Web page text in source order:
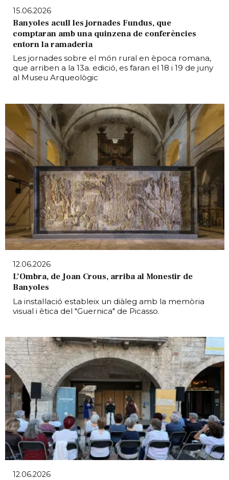
15.06.2026
Banyoles acull les jornades Fundus, que
comptaran amb una quinzena de conferències
entorn la ramaderia
Les jornades sobre el món rural en època romana,
que arriben a la 13a. edició, es faran el 18 i 19 de juny
al Museu Arqueològic
12.06.2026
L’Ombra, de Joan Crous, arriba al Monestir de
Banyoles
La instal·lació estableix un diàleg amb la memòria
visual i ètica del "Guernica" de Picasso.
12.06.2026